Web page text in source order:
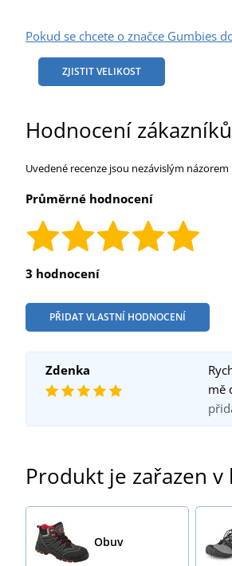
Pokud se chcete o značce Gumbies
ZJISTIT VELIKOST
Hodnocení zákazníků
Uvedené recenze jsou nezávislým
Průměrné hodnocení
3 hodnocení
PŘIDAT VLASTNÍ HODNOCENÍ
Zdenka
mě
Produkt je zařazen v
Obuv